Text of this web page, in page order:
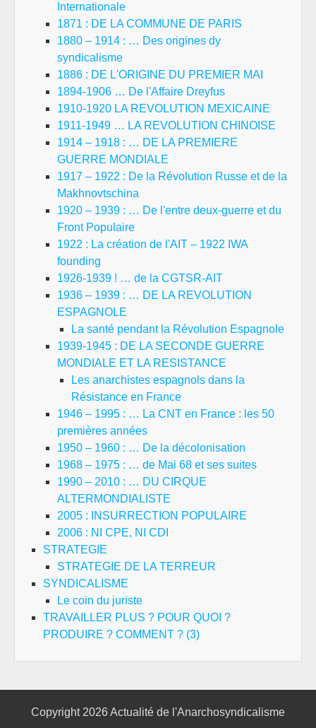
Internationale
1871 : DE LA COMMUNE DE PARIS
1880 – 1914 : … Des origines dy
syndicalisme
1886 : DE L'ORIGINE DU PREMIER MAI
1894-1906 … De l'Affaire Dreyfus
1910-1920 LA REVOLUTION MEXICAINE
1911-1949 … LA REVOLUTION CHINOISE
1914 – 1918 : … DE LA PREMIERE
GUERRE MONDIALE
1917 – 1922 : De la Révolution Russe et de la
Makhnovtschina
1920 – 1939 : … De l'entre deux-guerre et du
Front Populaire
1922 : La création de l'AIT – 1922 IWA
founding
1926-1939 ! … de la CGTSR-AIT
1936 – 1939 : … DE LA REVOLUTION
ESPAGNOLE
La santé pendant la Révolution Espagnole
1939-1945 : DE LA SECONDE GUERRE
MONDIALE ET LA RESISTANCE
Les anarchistes espagnols dans la
Résistance en France
1946 – 1995 : … La CNT en France : les 50
premières années
1950 – 1960 : … De la décolonisation
1968 – 1975 : … de Mai 68 et ses suites
1990 – 2010 : … DU CIRQUE
ALTERMONDIALISTE
2005 : INSURRECTION POPULAIRE
2006 : NI CPE, NI CDI
STRATEGIE
STRATEGIE DE LA TERREUR
SYNDICALISME
Le coin du juriste
TRAVAILLER PLUS ? POUR QUOI ?
PRODUIRE ? COMMENT ? (3)
Copyright 2026Actualité de l'Anarchosyndicalisme